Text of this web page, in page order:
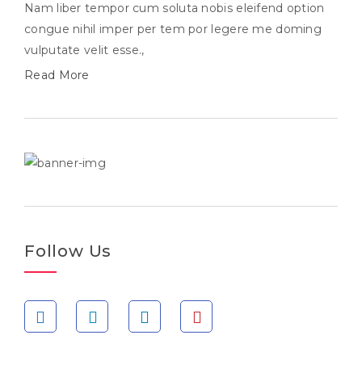
Nam liber tempor cum soluta nobis eleifend option
congue nihil imper per tem por legere me doming
vulputate velit esse.,
Read More
Follow Us